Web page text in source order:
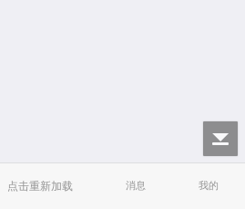
点击重新加载 消息 我的